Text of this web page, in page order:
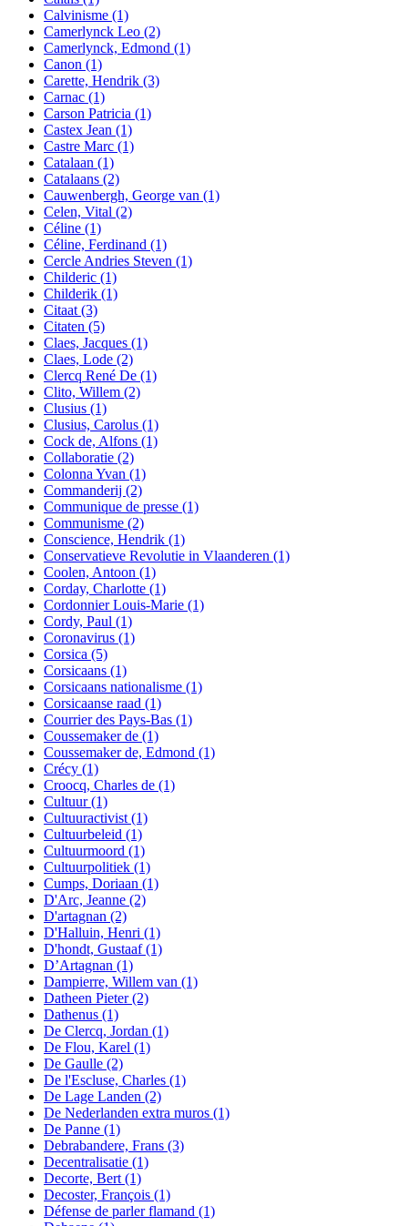
Calvinisme (1)
Camerlynck Leo (2)
Camerlynck, Edmond (1)
Canon (1)
Carette, Hendrik (3)
Carnac (1)
Carson Patricia (1)
Castex Jean (1)
Castre Marc (1)
Catalaan (1)
Catalaans (2)
Cauwenbergh, George van (1)
Celen, Vital (2)
Céline (1)
Céline, Ferdinand (1)
Cercle Andries Steven (1)
Childeric (1)
Childerik (1)
Citaat (3)
Citaten (5)
Claes, Jacques (1)
Claes, Lode (2)
Clercq René De (1)
Clito, Willem (2)
Clusius (1)
Clusius, Carolus (1)
Cock de, Alfons (1)
Collaboratie (2)
Colonna Yvan (1)
Commanderij (2)
Communique de presse (1)
Communisme (2)
Conscience, Hendrik (1)
Conservatieve Revolutie in Vlaanderen (1)
Coolen, Antoon (1)
Corday, Charlotte (1)
Cordonnier Louis-Marie (1)
Cordy, Paul (1)
Coronavirus (1)
Corsica (5)
Corsicaans (1)
Corsicaans nationalisme (1)
Corsicaanse raad (1)
Courrier des Pays-Bas (1)
Coussemaker de (1)
Coussemaker de, Edmond (1)
Crécy (1)
Croocq, Charles de (1)
Cultuur(1)
Cultuuractivist (1)
Cultuurbeleid (1)
Cultuurmoord (1)
Cultuurpolitiek (1)
Cumps, Doriaan (1)
D'Arc, Jeanne (2)
D'artagnan (2)
D'Halluin, Henri (1)
D'hondt, Gustaaf(1)
D’Artagnan (1)
Dampierre, Willem van (1)
Datheen Pieter(2)
Dathenus (1)
De Clercq, Jordan (1)
De Flou, Karel (1)
De Gaulle (2)
De l'Escluse, Charles (1)
De Lage Landen (2)
De Nederlanden extra muros (1)
De Panne (1)
Debrabandere, Frans (3)
Decentralisatie (1)
Decorte, Bert (1)
Decoster, François (1)
Défense de parler flamand (1)